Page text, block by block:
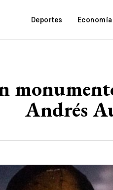
Deportes Economía
Andrés